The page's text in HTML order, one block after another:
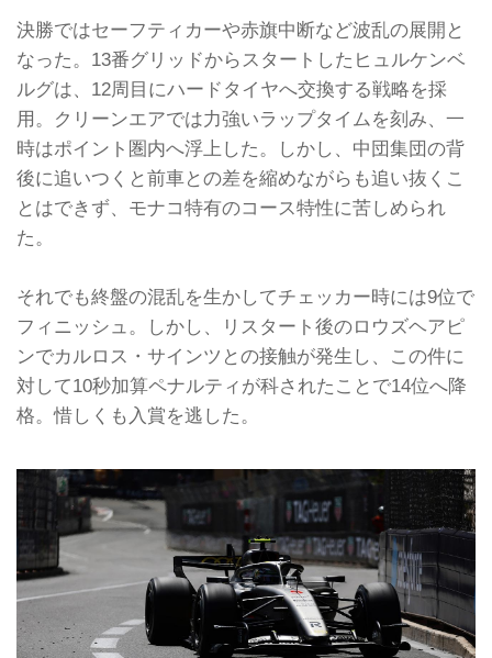
決勝ではセーフティカーや赤旗中断など波乱の展開と
なった。13番グリッドからスタートしたヒュルケンベ
ルグは、12周目にハードタイヤへ交換する戦略を採
用。クリーンエアでは力強いラップタイムを刻み、一
時はポイント圏内へ浮上した。しかし、中団集団の背
後に追いつくと前車との差を縮めながらも追い抜くこ
とはできず、モナコ特有のコース特性に苦しめられ
た。
それでも終盤の混乱を生かしてチェッカー時には9位で
フィニッシュ。しかし、リスタート後のロウズヘアピ
ンでカルロス・サインツとの接触が発生し、この件に
対して10秒加算ペナルティが科されたことで14位へ降
格。惜しくも入賞を逃した。